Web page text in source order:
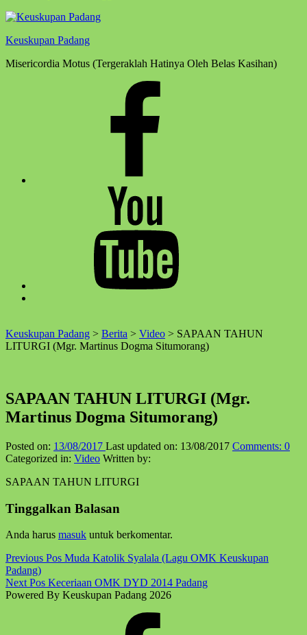
Keuskupan Padang
Misericordia Motus (Tergeraklah Hatinya Oleh Belas Kasihan)
↑
Keuskupan Padang > Berita > Video > SAPAAN TAHUN
LITURGI (Mgr. Martinus Dogma Situmorang)
SAPAAN TAHUN LITURGI (Mgr.
Martinus Dogma Situmorang)
Posted on: 13/08/2017 Last updated on: 13/08/2017 Comments: 0
Categorized in: Video Written by:
SAPAAN TAHUN LITURGI
Skip
back
to
main
navigation
Tinggalkan Balasan
Anda harus masuk untuk berkomentar.
Post
navigation
Previous Pos Muda Katolik Syalala (Lagu OMK Keuskupan
Padang)
Next Pos Keceriaan OMK DYD 2014 Padang
Powered By Keuskupan Padang 2026